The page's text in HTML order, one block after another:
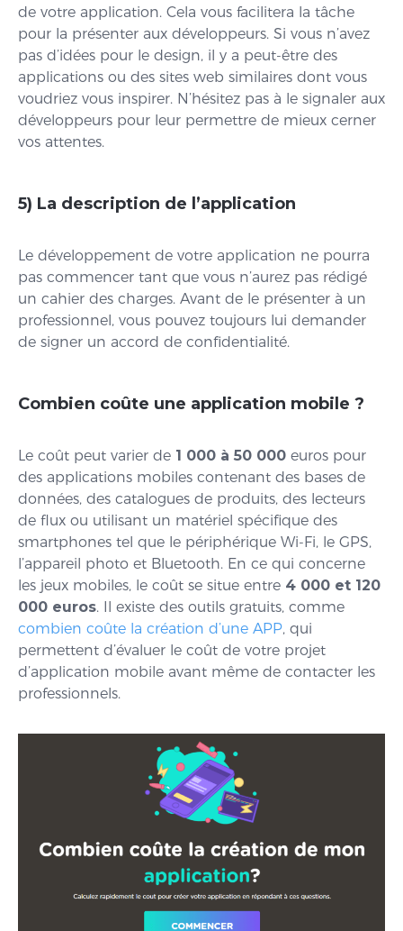
de votre application. Cela vous facilitera la tâche
pour la présenter aux développeurs. Si vous n’avez
pas d’idées pour le design, il y a peut-être des
applications ou des sites web similaires dont vous
voudriez vous inspirer. N’hésitez pas à le signaler aux
développeurs pour leur permettre de mieux cerner
vos attentes.
5) La description de l’application
Le développement de votre application ne pourra
pas commencer tant que vous n’aurez pas rédigé
un cahier des charges. Avant de le présenter à un
professionnel, vous pouvez toujours lui demander
de signer un accord de confidentialité.
Combien coûte une application mobile ?
Le coût peut varier de 1 000 à 50 000 euros pour
des applications mobiles contenant des bases de
données, des catalogues de produits, des lecteurs
de flux ou utilisant un matériel spécifique des
smartphones tel que le périphérique Wi-Fi, le GPS,
l’appareil photo et Bluetooth. En ce qui concerne
les jeux mobiles, le coût se situe entre 4 000 et 120
000 euros. Il existe des outils gratuits, comme
combien coûte la création d’une APP, qui
permettent d’évaluer le coût de votre projet
d’application mobile avant même de contacter les
professionnels.